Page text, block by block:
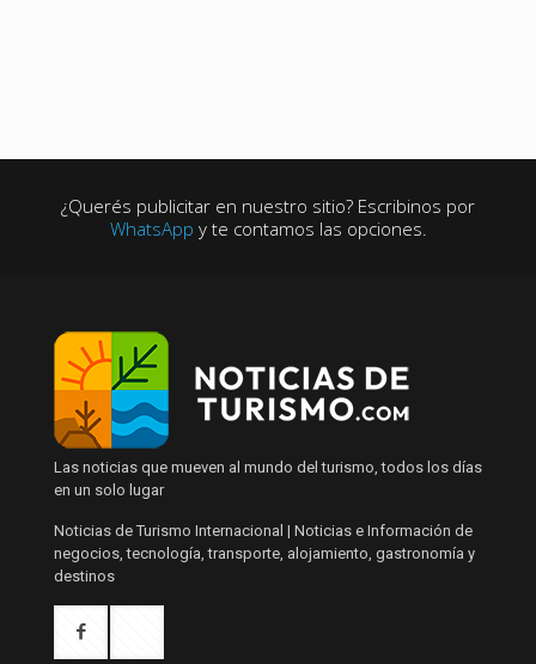
¿Querés publicitar en nuestro sitio? Escribinos por
WhatsApp y te contamos las opciones.
Las noticias que mueven al mundo del turismo, todos los días
en un solo lugar
Noticias de Turismo Internacional | Noticias e Información de
negocios, tecnología, transporte, alojamiento, gastronomía y
destinos